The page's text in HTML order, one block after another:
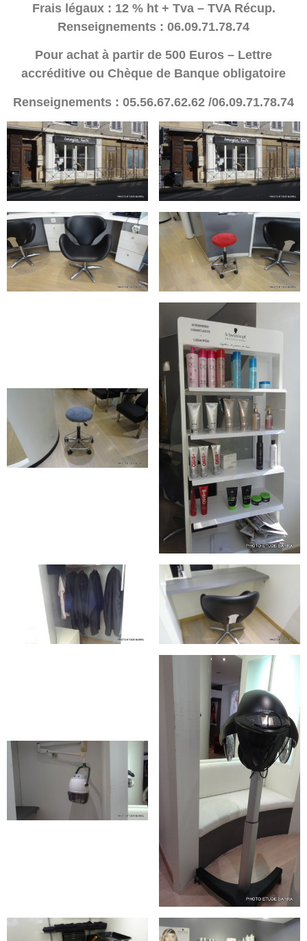
Frais légaux : 12 % ht + Tva – TVA Récup.
Renseignements : 06.09.71.78.74
Pour achat à partir de 500 Euros – Lettre
accréditive ou Chèque de Banque obligatoire
Renseignements : 05.56.67.62.62 /06.09.71.78.74